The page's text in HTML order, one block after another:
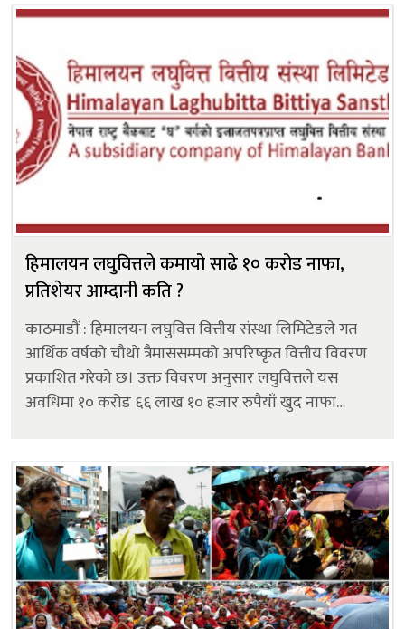
हिमालयन लघुवित्तले कमायो साढे १० करोड नाफा,
प्रतिशेयर आम्दानी कति ?
काठमाडौं : हिमालयन लघुवित्त वित्तीय संस्था लिमिटेडले गत
आर्थिक वर्षको चौथो त्रैमाससम्मको अपरिष्कृत वित्तीय विवरण
प्रकाशित गरेको छ। उक्त विवरण अनुसार लघुवित्तले यस
अवधिमा १० करोड ६६ लाख १० हजार रुपैयाँ खुद नाफा